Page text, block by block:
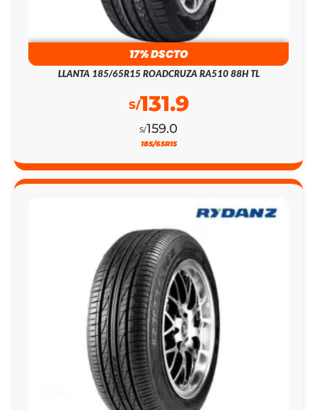
17% DSCTO
LLANTA 185/65R15 ROADCRUZA RA510 88H TL
S/159.0
S/131.9
185/65R15